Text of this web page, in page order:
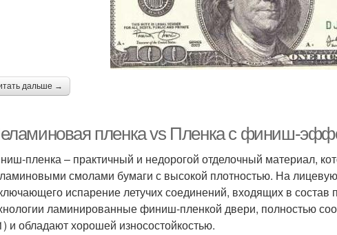
дальше →
пленка vs Пленка с финиш-
пленка – практичный и недорогой отделочный материал,
смолами бумаги с высокой плотностью. На лицевую
испарение летучих соединений, входящих в состав
ламинированные финиш-пленкой двери, полностью
и обладают хорошей износостойкостью.